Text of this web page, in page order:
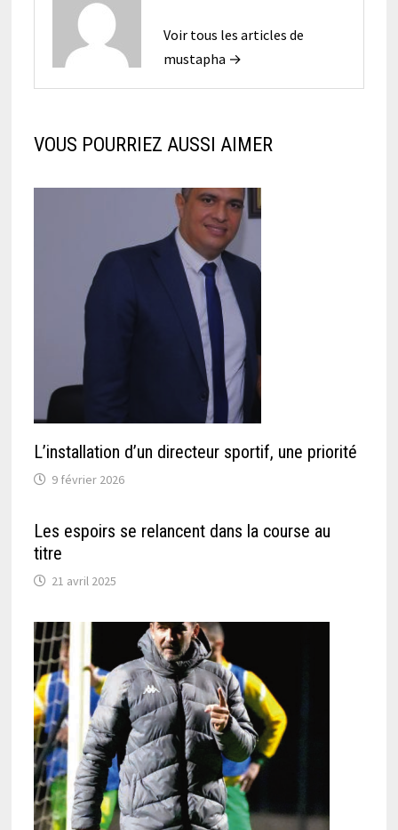
Voir tous les articles de
mustapha →
VOUS POURRIEZ AUSSI AIMER
L’installation d’un directeur sportif, une priorité
9 février 2026
Les espoirs se relancent dans la course au
titre
21 avril 2025